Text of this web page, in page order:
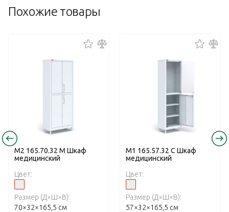
Похожие товары
М2 165.70.32 М Шкаф
медицинский
Цвет:
Размер (Д×Ш×В):
70×32×165,5 см
М1 165.57.32 С Шкаф
медицинский
Цвет:
Размер (Д×Ш×В):
57×32×165,5 см